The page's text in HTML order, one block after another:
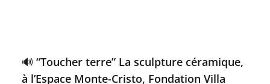
🔊 “Toucher terre” La sculpture céramique,
à l’Espace Monte-Cristo, Fondation Villa